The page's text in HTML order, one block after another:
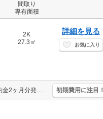
間取り
専有面積
2K
27.3㎡
詳細を見る
お気に入り
仲介手数料家賃の55%。契約書類作成費1,100円。1年未満の解約時、違約金2ヶ月分発生。2年未満の解約時、違約金1ヶ月分発生。退去時、原状回復費用として月額賃料の1.1ヵ月分。 初期費用に注目！